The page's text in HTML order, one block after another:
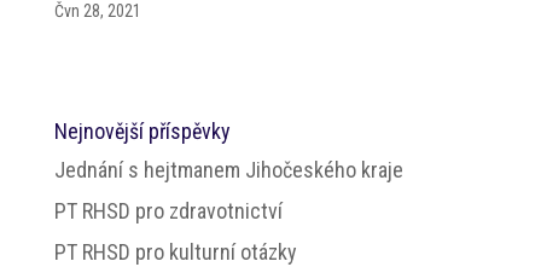
Čvn 28, 2021
Nejnovější příspěvky
Jednání s hejtmanem Jihočeského kraje
PT RHSD pro zdravotnictví
PT RHSD pro kulturní otázky